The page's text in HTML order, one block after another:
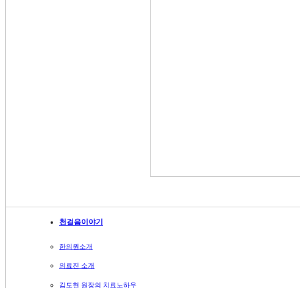
천걸음이야기
한의원소개
의료진 소개
김도현 원장의 치료노하우